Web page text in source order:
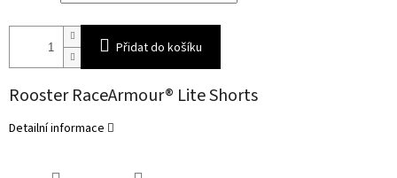
Přidat do košíku
Rooster RaceArmour® Lite Shorts
Detailní informace